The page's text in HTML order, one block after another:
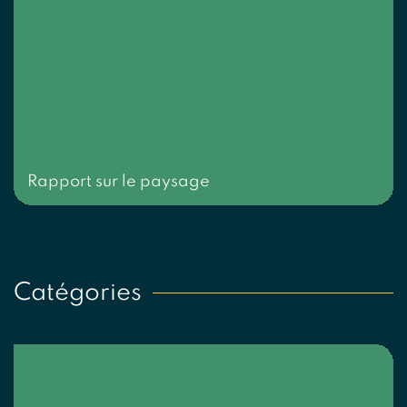
Rapport sur le paysage
Catégories